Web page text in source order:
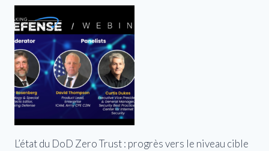
L’état du DoD Zero Trust : progrès vers le niveau cible